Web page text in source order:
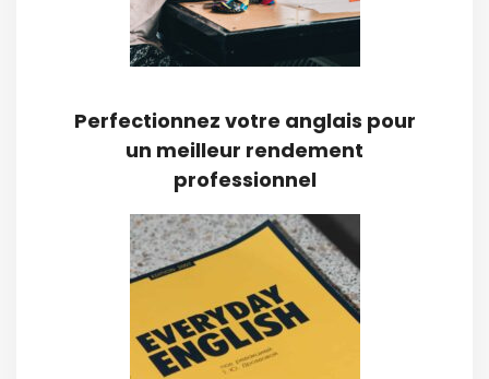
Perfectionnez votre anglais pour
un meilleur rendement
professionnel